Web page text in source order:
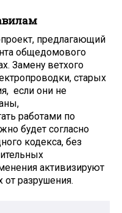
предлагающий
общедомового
Замену ветхого
старых
если они не
работами по
будет согласно
кодекса, без
активизируют
разрушения.